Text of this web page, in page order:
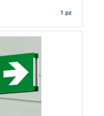
1 pz